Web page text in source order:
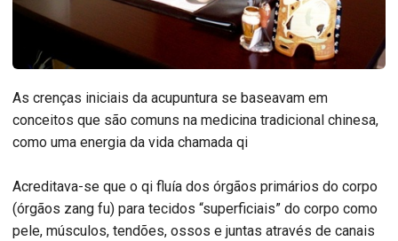
As crenças iniciais da acupuntura se baseavam em
conceitos que são comuns na medicina tradicional chinesa,
como uma energia da vida chamada qi
Acreditava-se que o qi fluía dos órgãos primários do corpo
(órgãos zang fu) para tecidos “superficiais” do corpo como
pele, músculos, tendões, ossos e juntas através de canais